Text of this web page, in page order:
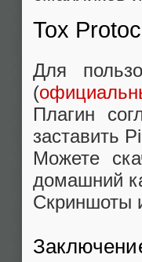
Tox
Для
(
Плагин
заставить
Можете
домашний
Скриншоты